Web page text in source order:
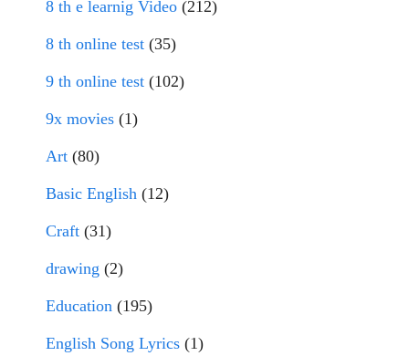
8 th e learnig Video (212)
8 th online test (35)
9 th online test (102)
9x movies (1)
Art (80)
Basic English (12)
Craft (31)
drawing (2)
Education (195)
English Song Lyrics (1)